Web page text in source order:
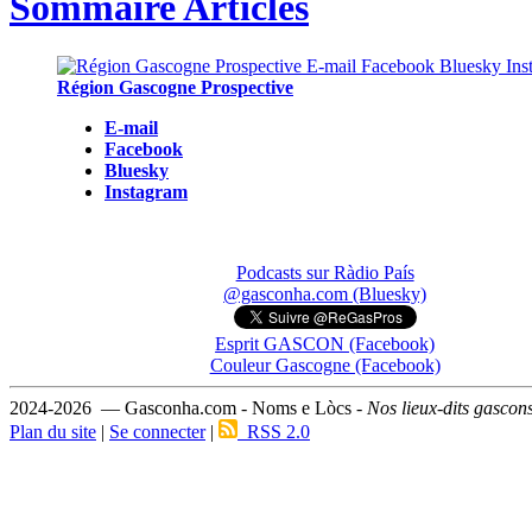
Région Gascogne Prospective
E-mail
Facebook
Bluesky
Instagram
Podcasts sur Ràdio País
@gasconha.com (Bluesky)
Esprit GASCON (Facebook)
Couleur Gascogne (Facebook)
2024-2026 — Gasconha.com - Noms e Lòcs - Nos lieux-dits
Plan du site | Se connecter| RSS 2.0